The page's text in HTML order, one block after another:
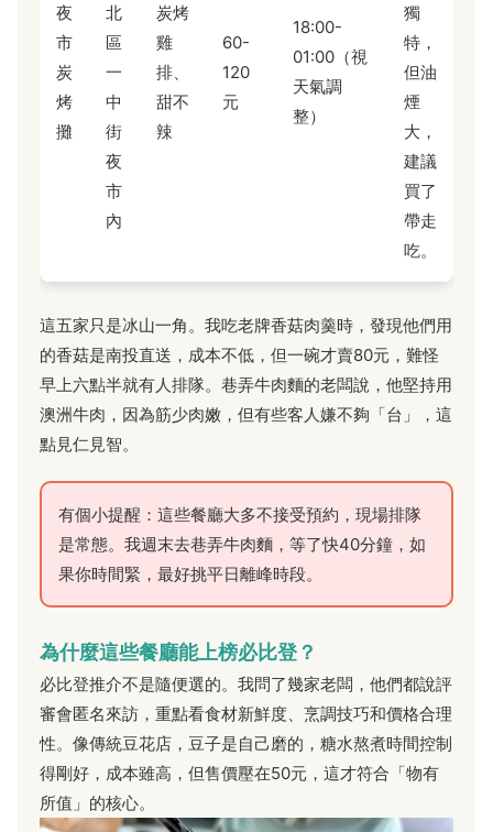
夜
市
炭
烤
攤
北
區
一
中
街
夜
市
內
炭烤
雞
排、
甜不
辣
60-
120
元
18:00-
01:00（視
天氣調
整）
獨
特，
但油
煙
大，
建議
買了
帶走
吃。
這五家只是冰山一角。我吃老牌香菇肉羹時，發現他們用
的香菇是南投直送，成本不低，但一碗才賣80元，難怪
早上六點半就有人排隊。巷弄牛肉麵的老闆說，他堅持用
澳洲牛肉，因為筋少肉嫩，但有些客人嫌不夠「台」，這
點見仁見智。
有個小提醒：這些餐廳大多不接受預約，現場排隊
是常態。我週末去巷弄牛肉麵，等了快40分鐘，如
果你時間緊，最好挑平日離峰時段。
為什麼這些餐廳能上榜必比登？
必比登推介不是隨便選的。我問了幾家老闆，他們都說評
審會匿名來訪，重點看食材新鮮度、烹調技巧和價格合理
性。像傳統豆花店，豆子是自己磨的，糖水熬煮時間控制
得剛好，成本雖高，但售價壓在50元，這才符合「物有
所值」的核心。